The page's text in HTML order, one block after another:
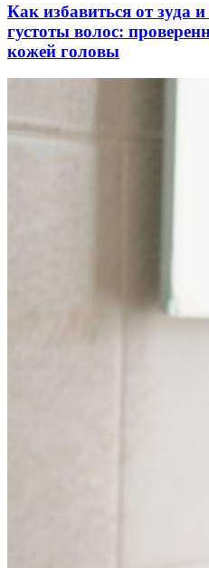
Как избавиться от зуда
густоты волос:
кожей головы